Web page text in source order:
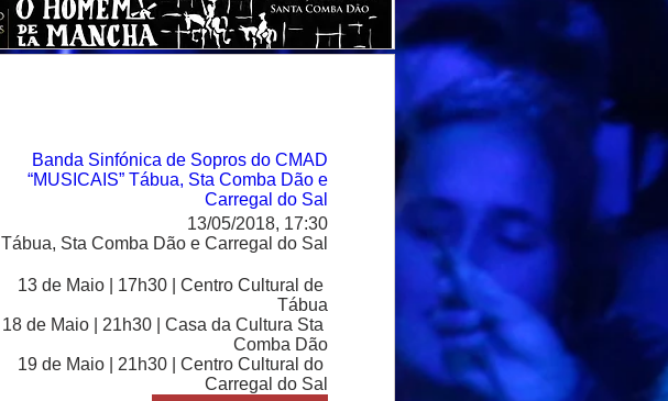
Banda Sinfónica de Sopros do CMAD
“MUSICAIS” Tábua, Sta Comba Dão e
Carregal do Sal
13/05/2018, 17:30
Tábua, Sta Comba Dão e Carregal do Sal
13 de Maio | 17h30 | Centro Cultural de
Tábua
18 de Maio | 21h30 | Casa da Cultura Sta
Comba Dão
19 de Maio | 21h30 | Centro Cultural do
Carregal do Sal